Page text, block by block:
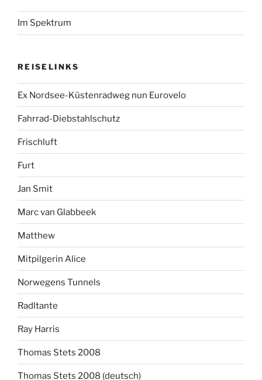
Im Spektrum
REISELINKS
Ex Nordsee-Küstenradweg nun Eurovelo
Fahrrad-Diebstahlschutz
Frischluft
Furt
Jan Smit
Marc van Glabbeek
Matthew
Mitpilgerin Alice
Norwegens Tunnels
Radltante
Ray Harris
Thomas Stets 2008
Thomas Stets 2008 (deutsch)